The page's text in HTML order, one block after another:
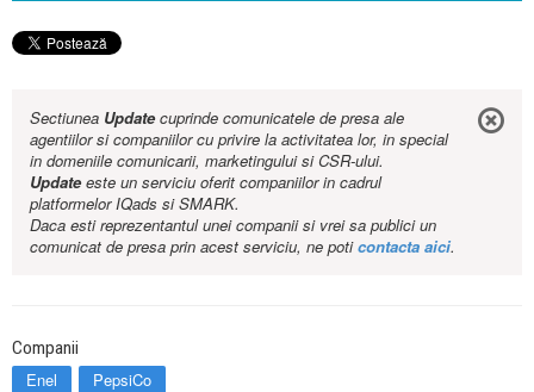
Sectiunea Updatecuprinde comunicatele de presa ale
agentiilor si companiilor cu privire la activitatea lor, in special
in domeniile comunicarii, marketingului si CSR-ului.
Updateeste un serviciu oferit companiilor in cadrul
platformelor IQads si SMARK.
Daca esti reprezentantul unei companii si vrei sa publici un
comunicat de presa prin acest serviciu, ne poticontacta aici.
Companii
Enel PepsiCo